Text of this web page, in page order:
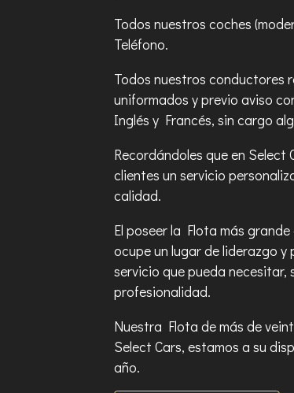
Todos nuestros coches
Teléfono.
Todos nuestros conductores
uniformados y previo aviso
Inglés y Francés, sin cargo
Recordándoles que en
clientes un servicio
calidad.
El poseer la Flota más
ocupe un lugar de liderazgo
servicio que pueda
profesionalidad.
Nuestra Flota de más de
Select Cars, estamos a su
año.